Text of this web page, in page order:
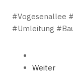
#Vogesenallee
#Umleitung
Weiter